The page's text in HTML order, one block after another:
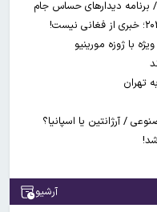
با ژوزه مورینیو
تهران
آرشیو